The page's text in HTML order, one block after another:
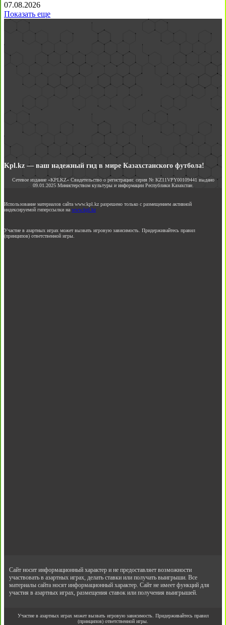
07.08.2026
Показать еще
Kpl.kz — ваш надежный гид в мире Казахстанского футбола!
Сетевое издание «KPLKZ» Свидетельство о регистрации: серия № KZ11VPY00109441 выдано
09.01.2025 Министерством культуры и информации Республики Казахстан.
Использование материалов сайта www.kpl.kz разрешено только с размещением активной
индексируемой гиперссылки на www.kpl.kz
Участие в азартных играх может вызвать игровую зависимость. Придерживайтесь правил
(принципов) ответственной игры.
Сайт носит информационный характер и не предоставляет возможности
участвовать в азартных играх, делать ставки или получать выигрыши. Все
материалы сайта носят информационный характер. Сайт не имеет функций для
участия в азартных играх, размещения ставок или получения выигрышей.
Участие в азартных играх может вызвать игровую зависимость. Придерживайтесь правил
(принципов) ответственной игры.